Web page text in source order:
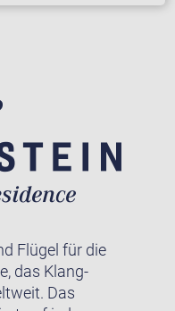
Flügel für die
das Klang-
Das